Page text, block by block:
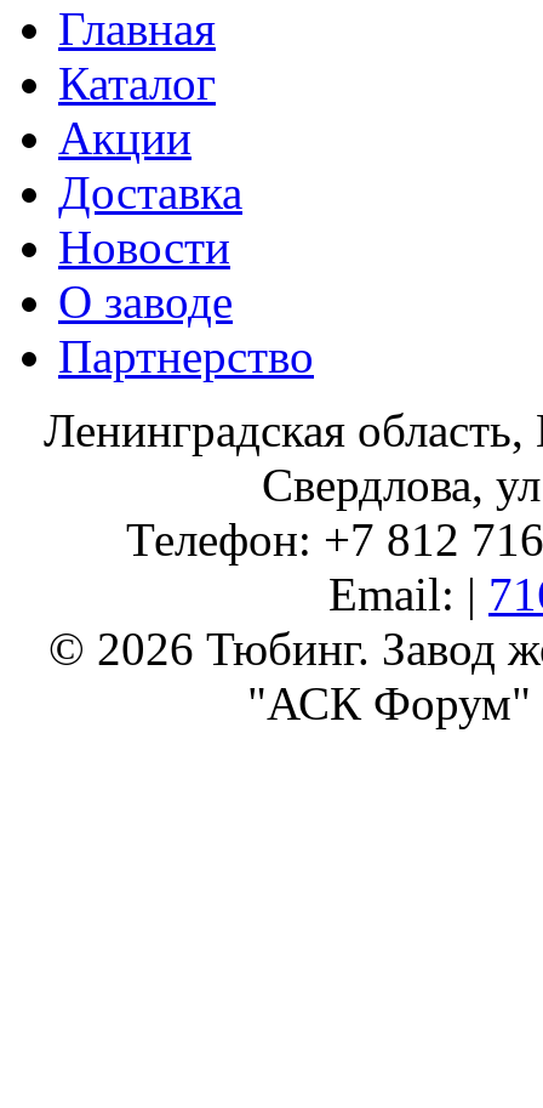
Главная
Каталог
Акции
Доставка
Новости
О заводе
Партнерство
Ленинградская
Свердлова,
Телефон: +7 812
Email: |
© 2026 Тюбинг. Завод
"АСК Форум"